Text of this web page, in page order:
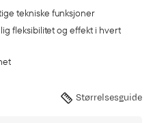
tekniske funksjoner
fleksibilitet og effekt i hvert
Størrelsesguide